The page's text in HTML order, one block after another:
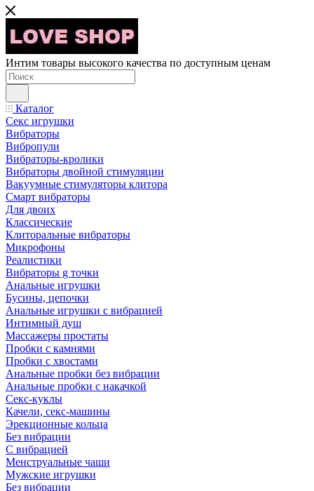
Интим товары высокого качества по доступным ценам
Каталог
Секс игрушки
Вибраторы
Вибропули
Вибраторы-кролики
Вибраторы двойной стимуляции
Вакуумные стимуляторы клитора
Смарт вибраторы
Для двоих
Классические
Клиторальные вибраторы
Микрофоны
Реалистики
Вибраторы g точки
Анальные игрушки
Бусины, цепочки
Анальные игрушки с вибрацией
Интимный душ
Массажеры простаты
Пробки с камнями
Пробки с хвостами
Анальные пробки без вибрации
Анальные пробки с накачкой
Секс-куклы
Качели, секс-машины
Эрекционные кольца
Без вибрации
С вибрацией
Менструальные чаши
Мужские игрушки
Без вибрации